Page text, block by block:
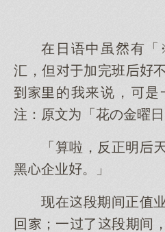
在日语中虽有
汇，但加完班不
的我说，是
注：原文「花の金曜日
「算啦，反正明
黑企业。」
现在段期间正值
回；一了段期间